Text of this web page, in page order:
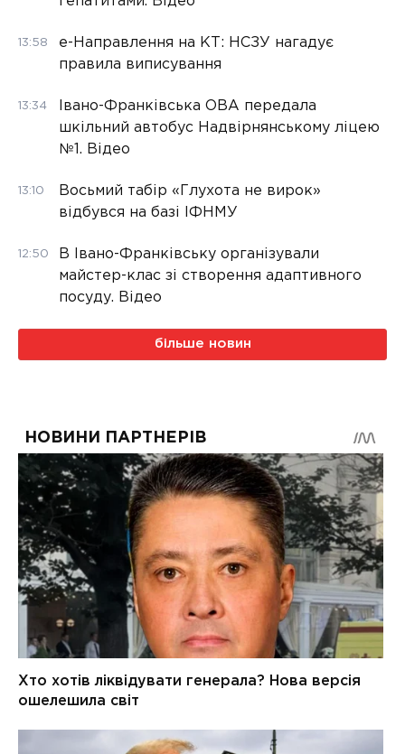
13:58
е-Направлення на КТ: НСЗУ нагадує
правила виписування
13:34
Івано-Франківська ОВА передала
шкільний автобус Надвірнянському ліцею
№1. Відео
13:10
Восьмий табір «Глухота не вирок»
відбувся на базі ІФНМУ
12:50
В Івано-Франківську організували
майстер-клас зі створення адаптивного
посуду. Відео
більше новин